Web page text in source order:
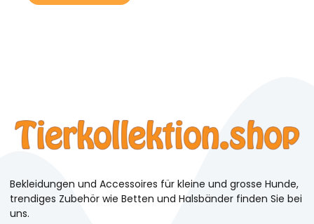
Bekleidungen und Accessoires für kleine und grosse Hunde,
trendiges Zubehör wie Betten und Halsbänder finden Sie bei
uns.